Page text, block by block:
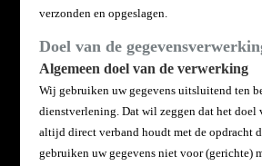
verzonden en opgeslagen.
Doel van de
Algemeen doel van de verwerking
Wij gebruiken uw gegevens uitsluitend ten
dienstverlening. Dat wil zeggen dat het doel
altijd direct verband houdt met de opdracht
gebruiken uw gegevens niet voor (gerichte)